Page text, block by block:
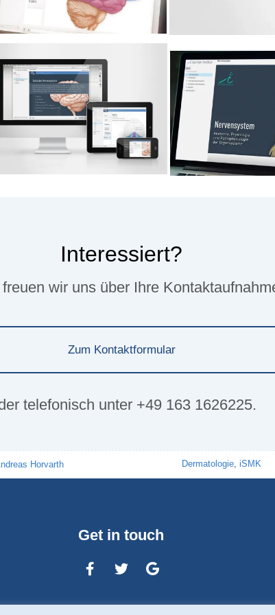
Interessiert?
wir uns über Ihre
Zum Kontaktformular
telefonisch unter +49 163 1626225.
Horvarth Dermatologie ,iSMK
Get in touch